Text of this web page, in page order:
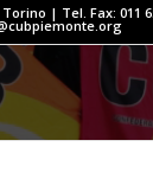
| Tel. Fax: 011